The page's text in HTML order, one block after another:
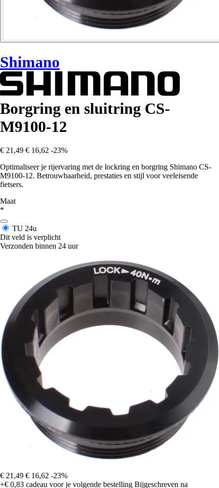
Shimano
Borgring en sluitring CS-
M9100-12
€ 21,49 € 16,62 -23%
Optimaliseer je rijervaring met de lockring en borgring Shimano CS-
M9100-12. Betrouwbaarheid, prestaties en stijl voor veeleisende
fietsers.
Maat
*
TU 24u
Dit veld is verplicht
Verzonden binnen 24 uur
€ 21,49 € 16,62 -23%
+€ 0,83 cadeau voor je volgende bestelling Bijgeschreven na